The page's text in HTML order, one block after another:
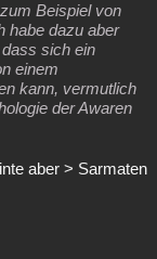
Beispiel von
habe dazu aber
sich ein
einem
kann, vermutlich
der Awaren
aber > Sarmaten